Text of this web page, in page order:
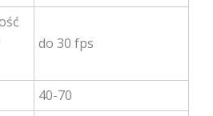
do 30 fps
40-70